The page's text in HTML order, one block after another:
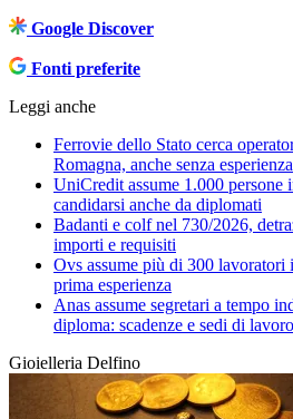
Google Discover
Fonti preferite
Leggi anche
Ferrovie dello Stato cerca
Romagna, anche senza esperienza
UniCredit assume 1.000
candidarsi anche da diplomati
Badanti e colf nel 730/2026,
importi e requisiti
Ovs assume più di 300 lavoratori
prima esperienza
Anas assume segretari a tempo
diploma: scadenze e sedi di lavoro
Gioielleria Delfino